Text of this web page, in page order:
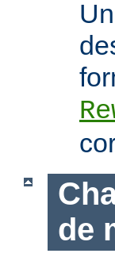
de